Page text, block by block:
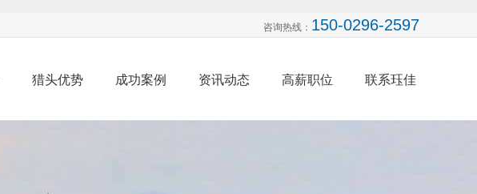
咨询热线： 150-0296-2597
猎头优势 成功案例 资讯动态 高薪职位 联系珏佳